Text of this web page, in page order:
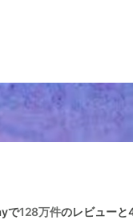
で128万件のレビュー